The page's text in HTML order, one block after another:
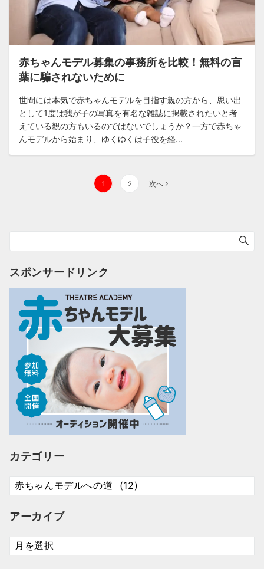
赤ちゃんモデル募集の事務所を比較！無料の言
葉に騙されないために
世間には本気で赤ちゃんモデルを目指す親の方から、思い出
として1度は我が子の写真を有名な雑誌に掲載されたいと考
えている親の方もいるのではないでしょうか？一方で赤ちゃ
んモデルから始まり、ゆくゆくは子役を経...
ジ
送
1 2 次へ
スポンサードリンク
カテゴリー
カ
テ
リ
アーカイブ
ア
ー